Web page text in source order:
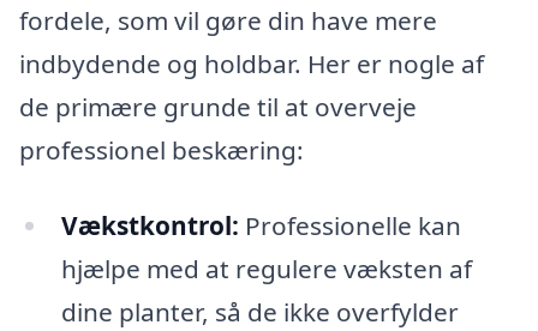
fordele, som vil gøre din have mere
indbydende og holdbar. Her er nogle af
de primære grunde til at overveje
professionel beskæring:
Vækstkontrol: Professionelle kan
hjælpe med at regulere væksten af
dine planter, så de ikke overfylder